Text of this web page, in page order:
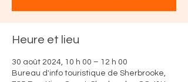
Heure et lieu
30 août 2024, 10 h 00 – 12 h 00
Bureau d'info touristique de Sherbrooke,